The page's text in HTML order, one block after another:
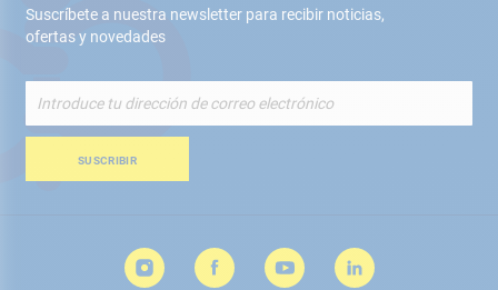
Suscríbete a nuestra newsletter para recibir noticias,
ofertas y novedades
nuestro
de
SUSCRIBIR